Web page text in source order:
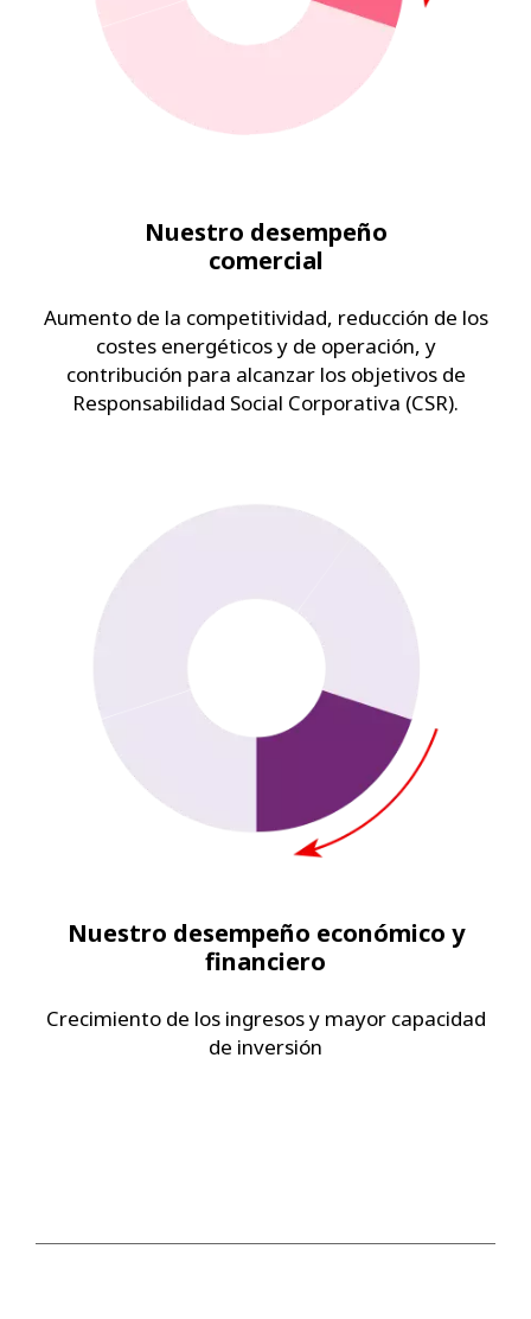
Nuestro desempeño
comercial
Aumento de la competitividad, reducción de los
costes energéticos y de operación, y
contribución para alcanzar los objetivos de
Responsabilidad Social Corporativa (CSR).
Nuestro desempeño económico y
financiero
Crecimiento de los ingresos y mayor capacidad
de inversión